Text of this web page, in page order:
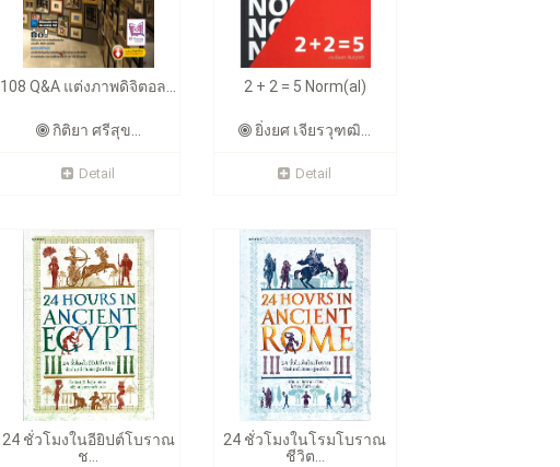
108 Q&A แต่งภาพดิจิตอล...
กิติยา ศรีสุข...
Detail
2 + 2 = 5 Norm(al)
ยิ่งยศ เจียรวุฑฒิ...
Detail
24 ชั่วโมงในอียิปต์โบราณ
ช...
24 ชั่วโมงในโรมโบราณ
ชีวิต...